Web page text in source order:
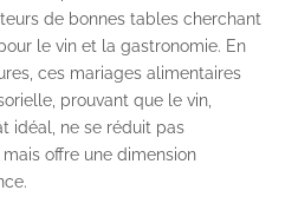
de bonnes tables cherchant
le vin et la gastronomie. En
ces mariages alimentaires
prouvant que le vin,
idéal, ne se réduit pas
offre une dimension